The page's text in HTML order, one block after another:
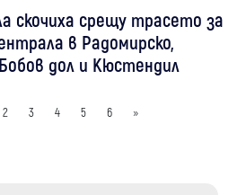
скочиха срещу трасето за
в Радомирско,
дол и Кюстендил
2 3 4 5 6 »